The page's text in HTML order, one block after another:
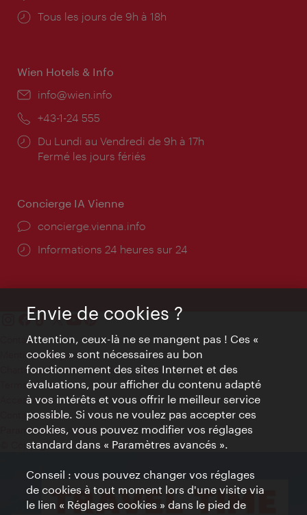
Horaires
Tous les jours de 9h à 18h
Wien Hotels & Info
E-
info@wien.info
Téléphone:
+43-1-24 555
Horaires
d'ouverture:
Du Lundi au Vendredi de 9h à 17h
Fermé les jours fériés
Concierge IA Vienne
Ort:
concierge.vienna.info
Öffnungszeiten:
Informations 24 heures sur 24
Contact
Mentions obligatoires
Charte sur le respect de la vie privée
Terms of Use
Accessibilité
Contact presse
Paramètres de cookies
© Copyright WienTourismus
Envie de cookies ?
Attention, ceux-là ne se mangent pas ! Ces «
cookies » sont nécessaires au bon
fonctionnement des sites Internet et des
évaluations, pour afficher du contenu adapté
à vos intérêts et vous offrir le meilleur service
possible. Si vous ne voulez pas accepter ces
cookies, vous pouvez modifier vos réglages
standard dans « Paramètres avancés ».
Conseil : vous pouvez changer vos réglages
de cookies à tout moment lors d'une visite via
le lien « Réglages cookies » dans le pied de